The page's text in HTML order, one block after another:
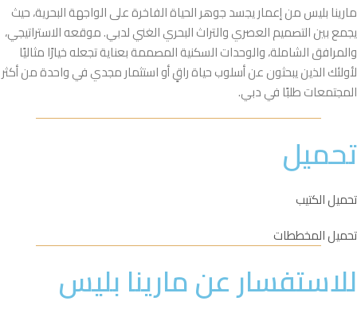
مارينا بليس من إعمار يجسد جوهر الحياة الفاخرة على الواجهة البحرية، حيث
يجمع بين التصميم العصري والتراث البحري الغني لدبي. موقعه الاستراتيجي،
والمرافق الشاملة، والوحدات السكنية المصممة بعناية تجعله خيارًا مثاليًا
لأولئك الذين يبحثون عن أسلوب حياة راقٍ أو استثمار مجدي في واحدة من أكثر
المجتمعات طلبًا في دبي.
تحميل
تحميل الكتيب
تحميل المخططات
للاستفسار عن مارينا بليس